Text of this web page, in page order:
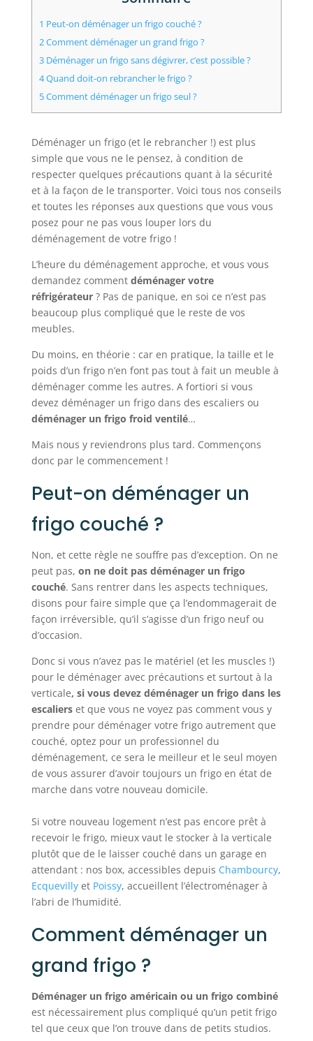
1 Peut-on déménager un frigo couché ?
2Comment déménager un grand frigo ?
3Déménager un frigo sans dégivrer, c’est possible ?
4Quand doit-on rebrancher le frigo ?
5Comment déménager un frigo seul ?
Déménager un frigo (et le rebrancher !) est plus
simple que vous ne le pensez, à condition de
respecter quelques précautions quant à la sécurité
et à la façon de le transporter. Voici tous nos conseils
et toutes les réponses aux questions que vous vous
posez pour ne pas vous louper lors du
déménagement de votre frigo !
L’heure du déménagement approche, et vous vous
demandez comment déménager votre
réfrigérateur? Pas de panique, en soi ce n’est pas
beaucoup plus compliqué que le reste de vos
meubles.
Du moins, en théorie : car en pratique, la taille et le
poids d’un frigo n’en font pas tout à fait un meuble à
déménager comme les autres. A fortiori si vous
devez déménager un frigo dans des escaliers ou
déménager un frigo froid ventilé…
Mais nous y reviendrons plus tard. Commençons
donc par le commencement !
Peut-on déménager un
frigo couché ?
Non, et cette règle ne souffre pas d’exception. On ne
peut pas, on ne doit pas déménager un frigo
couché. Sans rentrer dans les aspects techniques,
disons pour faire simple que ça l’endommagerait de
façon irréversible, qu’il s’agisse d’un frigo neuf ou
d’occasion.
Donc si vous n’avez pas le matériel (et les muscles !)
pour le déménager avec précautions et surtout à la
verticale, si vous devez déménager un frigo dans les
escalierset que vous ne voyez pas comment vous y
prendre pour déménager votre frigo autrement que
couché, optez pour un professionnel du
déménagement, ce sera le meilleur et le seul moyen
de vous assurer d’avoir toujours un frigo en état de
marche dans votre nouveau domicile.
Si votre nouveau logement n’est pas encore prêt à
recevoir le frigo, mieux vaut le stocker à la verticale
plutôt que de le laisser couché dans un garage en
attendant : nos box, accessibles depuis Chambourcy,
Ecquevillyet Poissy, accueillent l’électroménager à
l’abri de l’humidité.
Comment déménager un
grand frigo ?
Déménager un frigo américain ou un frigo combiné
est nécessairement plus compliqué qu’un petit frigo
tel que ceux que l’on trouve dans de petits studios.